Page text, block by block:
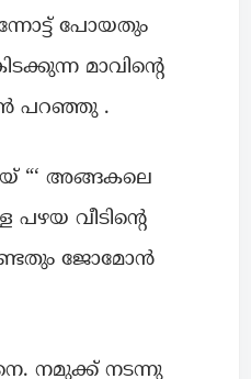
പോയതും
മാവിന്റെ
പറഞ്ഞു .
“‘ അങ്ങകലെ
വീടിന്റെ
ജോമോൻ
നമുക്ക് നടന്നു